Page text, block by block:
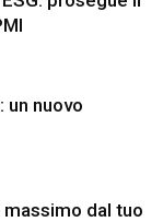
un nuovo
massimo dal tuo